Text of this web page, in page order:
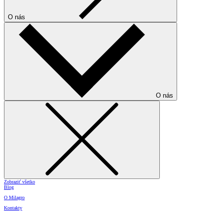
O nás
O nás
Zobraziť všetko
Blog
O Milagro
Kontakty